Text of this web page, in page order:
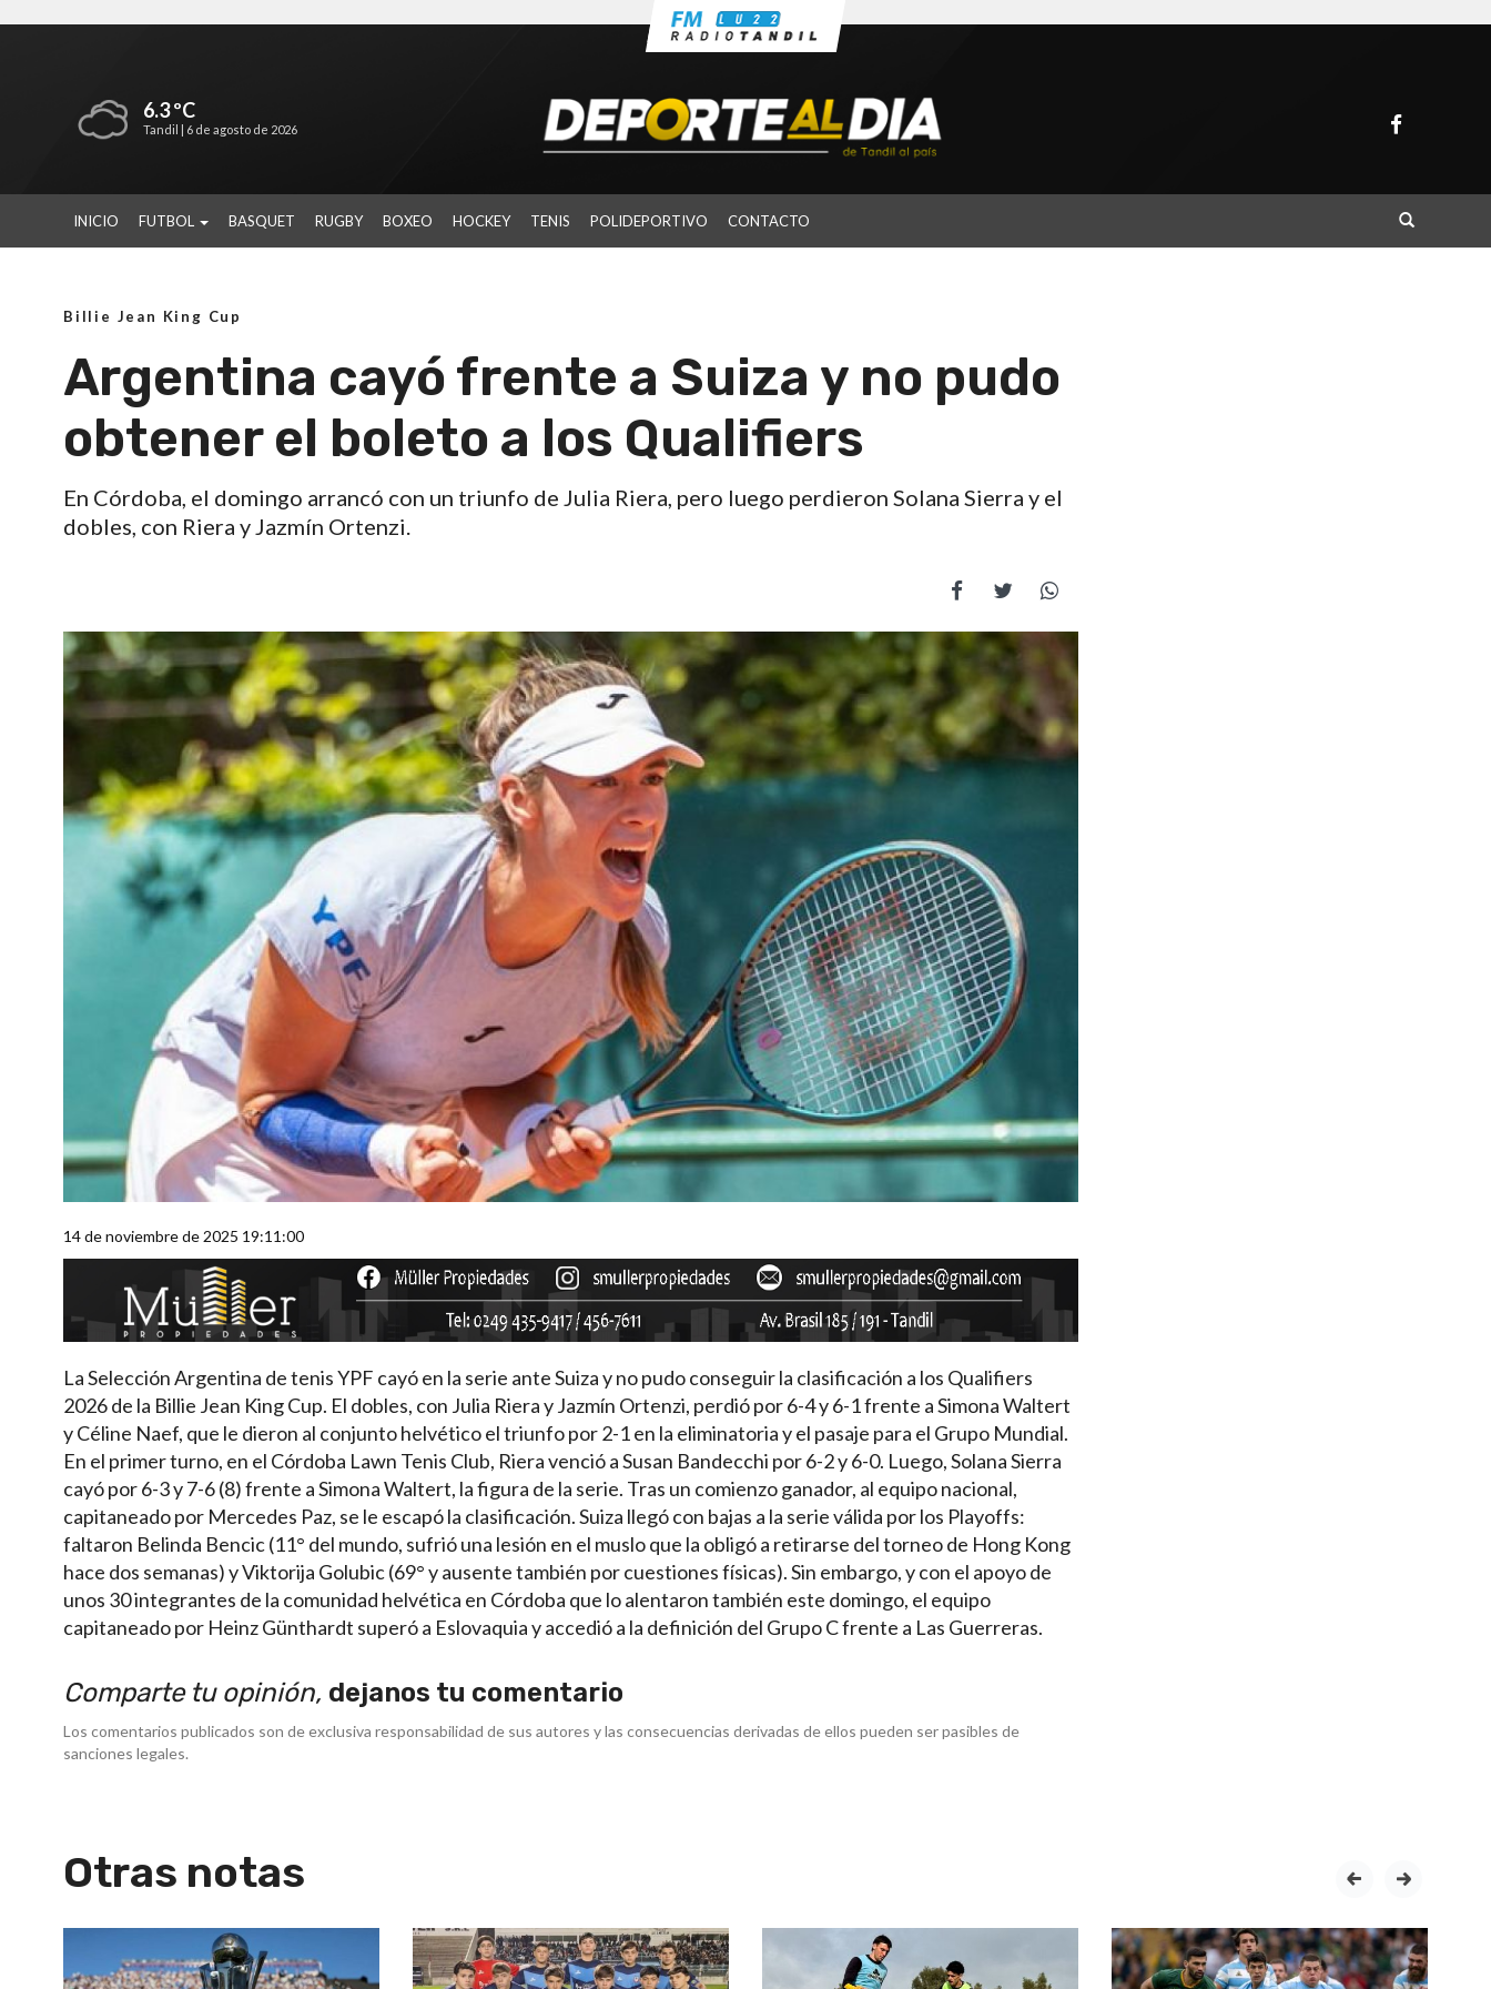
6.3 ºC
Tandil | 6 de agosto de 2026
INICIO FUTBOL BASQUET RUGBY BOXEO HOCKEY TENIS POLIDEPORTIVO CONTACTO
Billie Jean King Cup
Argentina cayó frente a Suiza y no pudo
obtener el boleto a los Qualifiers
En Córdoba, el domingo arrancó con un triunfo de Julia Riera, pero luego perdieron Solana Sierra y el
dobles, con Riera y Jazmín Ortenzi.
14 de noviembre de 2025 19:11:00
La Selección Argentina de tenis YPF cayó en la serie ante Suiza y no pudo conseguir la clasificación a los Qualifiers
2026 de la Billie Jean King Cup. El dobles, con Julia Riera y Jazmín Ortenzi, perdió por 6-4 y 6-1 frente a Simona Waltert
y Céline Naef, que le dieron al conjunto helvético el triunfo por 2-1 en la eliminatoria y el pasaje para el Grupo Mundial.
En el primer turno, en el Córdoba Lawn Tenis Club, Riera venció a Susan Bandecchi por 6-2 y 6-0. Luego, Solana Sierra
cayó por 6-3 y 7-6 (8) frente a Simona Waltert, la figura de la serie. Tras un comienzo ganador, al equipo nacional,
capitaneado por Mercedes Paz, se le escapó la clasificación. Suiza llegó con bajas a la serie válida por los Playoffs:
faltaron Belinda Bencic (11° del mundo, sufrió una lesión en el muslo que la obligó a retirarse del torneo de Hong Kong
hace dos semanas) y Viktorija Golubic (69° y ausente también por cuestiones físicas). Sin embargo, y con el apoyo de
unos 30 integrantes de la comunidad helvética en Córdoba que lo alentaron también este domingo, el equipo
capitaneado por Heinz Günthardt superó a Eslovaquia y accedió a la definición del Grupo C frente a Las Guerreras.
Comparte tu opinión, dejanos tu comentario
Los comentarios publicados son de exclusiva responsabilidad de sus autores y las consecuencias derivadas de ellos pueden ser pasibles de
sanciones legales.
Otras notas prev next